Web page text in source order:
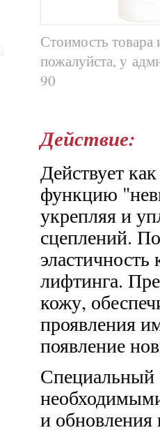
Стоимость
пожалуйста, у
90
Действие:
Действует
функцию
укрепляя и
сцеплений.
лифтинга.
кожу,
проявления
появление
Специальный
и